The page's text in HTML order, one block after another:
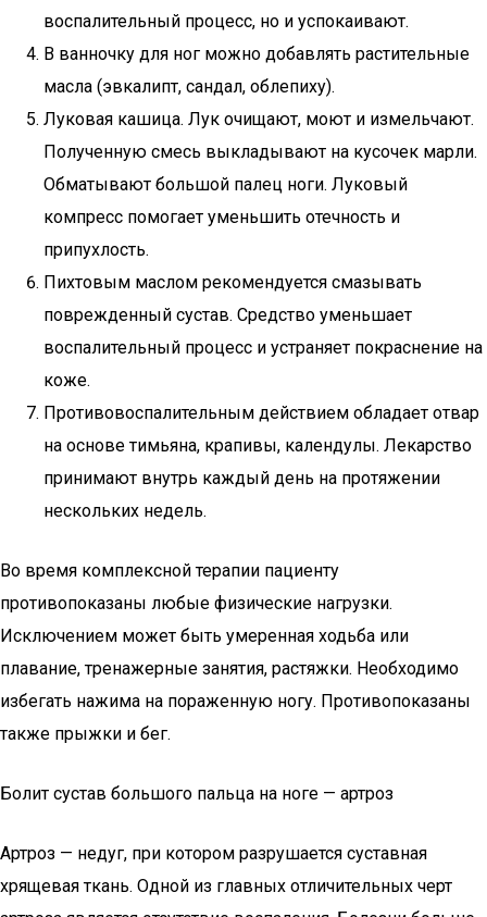
воспалительный процесс, но и успокаивают.
В ванночку для ног можно добавлять растительные
масла (эвкалипт, сандал, облепиху).
Луковая кашица. Лук очищают, моют и измельчают.
Полученную смесь выкладывают на кусочек марли.
Обматывают большой палец ноги. Луковый
компресс помогает уменьшить отечность и
припухлость.
Пихтовым маслом рекомендуется смазывать
поврежденный сустав. Средство уменьшает
воспалительный процесс и устраняет покраснение на
коже.
Противовоспалительным действием обладает отвар
на основе тимьяна, крапивы, календулы. Лекарство
принимают внутрь каждый день на протяжении
нескольких недель.
Во время комплексной терапии пациенту
противопоказаны любые физические нагрузки.
Исключением может быть умеренная ходьба или
плавание, тренажерные занятия, растяжки. Необходимо
избегать нажима на пораженную ногу. Противопоказаны
также прыжки и бег.
Болит сустав большого пальца на ноге — артроз
Артроз — недуг, при котором разрушается суставная
хрящевая ткань. Одной из главных отличительных черт